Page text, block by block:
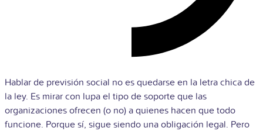
Hablar de previsión social no es quedarse en la letra chica de
la ley. Es mirar con lupa el tipo de soporte que las
organizaciones ofrecen (o no) a quienes hacen que todo
funcione. Porque sí, sigue siendo una obligación legal. Pero